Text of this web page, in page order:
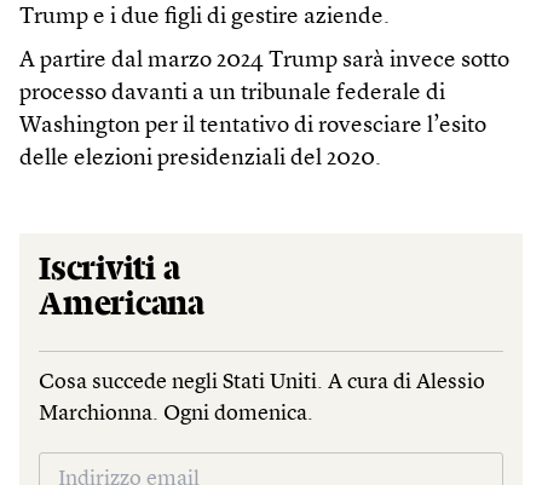
Trump e i due figli di gestire aziende.
A partire dal marzo 2024 Trump sarà invece sotto
processo davanti a un tribunale federale di
Washington per il tentativo di rovesciare l’esito
delle elezioni presidenziali del 2020.
Iscriviti a
Americana
Cosa succede negli Stati Uniti. A cura di Alessio
Marchionna. Ogni domenica.